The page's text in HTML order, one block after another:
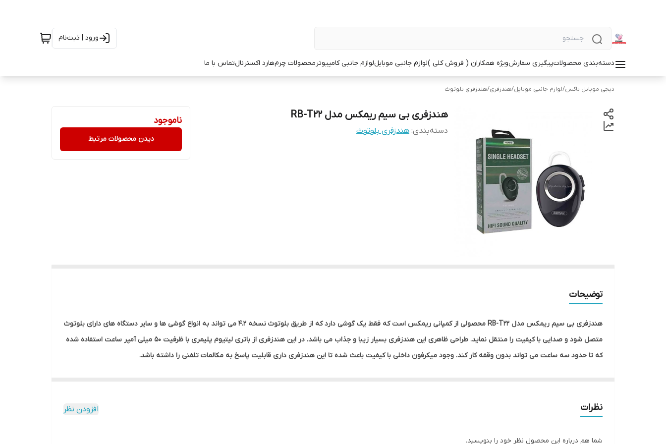
ورود | ثبت‌نام
دسته‌بندی محصولاتپیگیری سفارشویژه همکاران ( فروش کلی )لوازم جانبی موبایللوازم جانبی کامپیوترمحصولات چرمهارد اکسترنالتماس با ما
دیجی موبایل باکس/لوازم جانبی موبایل/هندزفری/هندزفری بلوتوث
هندزفری بی سیم ریمکس مدل RB-T22
دسته‌بندی: هندزفری بلوتوث
ناموجود
دیدن محصولات مرتبط
توضیحات
هندزفری بی سیم ریمکس مدل RB-T22 محصولی از کمپانی ریمکس است که فقط یک گوشی دارد که از طریق بلوتوث نسخه 4.2 می تواند به انواع گوشی ها و سایر دستگاه های دارای بلوتوث
متصل شود و صدایی با کیفیت را منتقل نماید. طراحی ظاهری این هندزفری بسیار زیبا و جذاب می باشد. در این هندزفری از باتری لیتیوم پلیمری با ظرفیت 50 میلی آمپر ساعت استفاده شده
که تا حدود سه ساعت می تواند بدون وقفه کار کند. وجود میکرفون داخلی با کیفیت باعث شده تا این هندزفری داری قابلیت پاسخ به مکالمات تلفنی را داشته باشد.
نظرات افزودن نظر
شما هم درباره این محصول نظر خود را بنویسید.